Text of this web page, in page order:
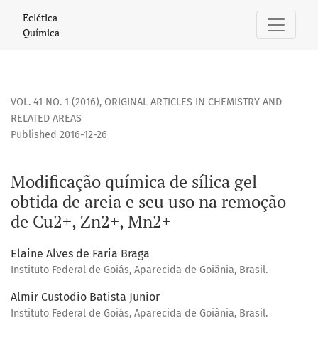
Modificação química de sílica gel obtida de areia e seu uso
Eclética
Química
VOL. 41 NO. 1 (2016), ORIGINAL ARTICLES IN CHEMISTRY AND
RELATED AREAS
Modificação química de sílica gel
obtida de areia e seu uso na remoção
de Cu2+, Zn2+, Mn2+
Published 2016-12-26
Elaine Alves de Faria Braga
Instituto Federal de Goiás, Aparecida de Goiânia, Brasil.
Almir Custodio Batista Junior
Instituto Federal de Goiás, Aparecida de Goiânia, Brasil.